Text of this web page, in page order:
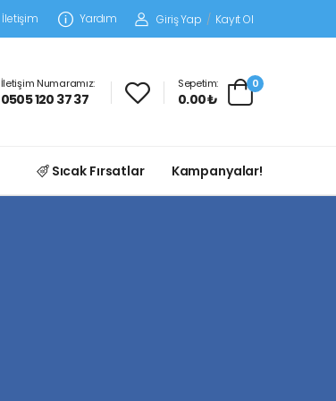
İletişim Yardım Giriş Yap / Kayıt Ol
İletişim Numaramız:
0505 120 37 37
Sepetim:
0.00 ₺
0
Sıcak Fırsatlar Kampanyalar!